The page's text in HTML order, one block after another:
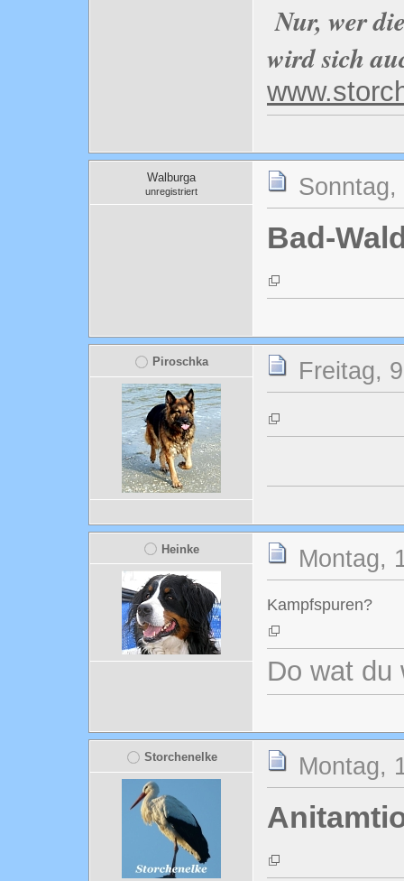
Nur, wer
wird sich
Walburga
unregistriert
Bad-
Piroschka Freitag,
Heinke Montag,
Kampfspuren?
Do wat du
Storchenelke Montag,